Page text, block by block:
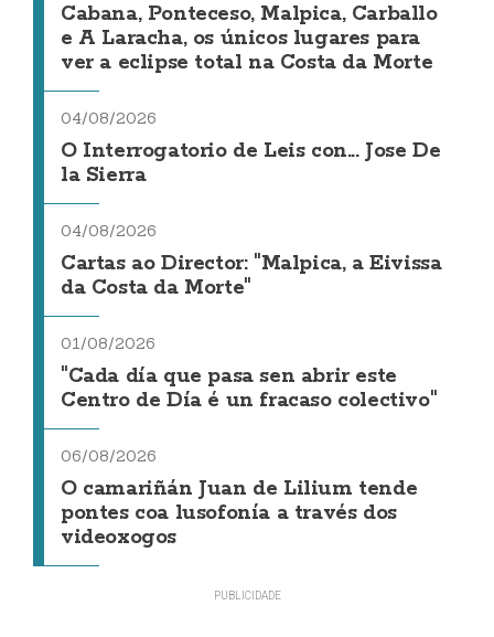
Cabana, Ponteceso, Malpica, Carballo
e A Laracha, os únicos lugares para
ver a eclipse total na Costa da Morte
04/08/2026
O Interrogatorio de Leis con... Jose De
la Sierra
04/08/2026
Cartas ao Director: "Malpica, a Eivissa
da Costa da Morte"
01/08/2026
"Cada día que pasa sen abrir este
Centro de Día é un fracaso colectivo"
06/08/2026
O camariñán Juan de Lilium tende
pontes coa lusofonía a través dos
videoxogos